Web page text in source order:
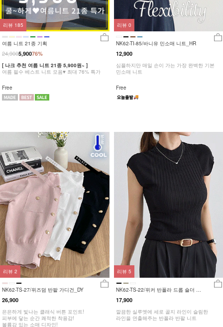
여름 니트 21종 기획
76%
24,9005,900
[ 나크 추천 여름 니트 21종 5,900원~ ]
여름 필수 베스트 니트 모음♥ 최대 76% 특가
Free
리뷰 185
NK62-TI-85/바니유 민소매 니트_HR
12,900
심플하지만 매일 손이 가는 가장 완벽한 기본
민소매 니트
Free
리뷰 0
NK62-TS-27/위즈덤 반팔 가디건_DY
26,900
은은하게 빛나는 클래식 버튼 포인트!
피부에 닿는 순간 쾌적한 착용감!
볼륨감 있는 소매 디자인!
리뷰 2
NK62-TS-22/위커 반폴라 드롭 숄더 니
트_HR
17,900
깔끔한 실루엣에 세로 골지 라인이 슬림한
라인을 연출해주는 반폴라 반팔 니트
리뷰 5